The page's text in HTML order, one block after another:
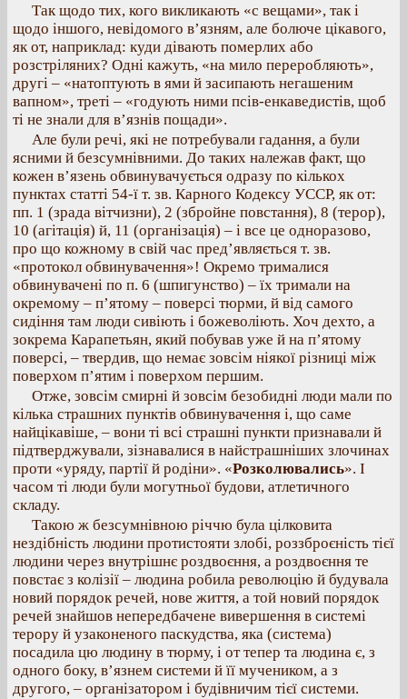
Так щодо тих, кого викликають «с вещами», так і
щодо іншого, невідомого в’язням, але болюче цікавого,
як от, наприклад: куди дівають померлих або
розстріляних? Одні кажуть, «на мило переробляють»,
другі – «натоптують в ями й засипають негашеним
вапном», треті – «годують ними псів-енкаведистів, щоб
ті не знали для в’язнів пощади».
Але були речі, які не потребували гадання, а були
ясними й безсумнівними. До таких належав факт, що
кожен в’язень обвинувачується одразу по кількох
пунктах статті 54-ї т. зв. Карного Кодексу УССР, як от:
пп. 1 (зрада вітчизни), 2 (збройне повстання), 8 (терор),
10 (агітація) й, 11 (організація) – і все це одноразово,
про що кожному в свій час пред’являється т. зв.
«протокол обвинувачення»! Окремо трималися
обвинувачені по п. 6 (шпигунство) – їх тримали на
окремому – п’ятому – поверсі тюрми, й від самого
сидіння там люди сивіють і божеволіють. Хоч дехто, а
зокрема Карапетьян, який побував уже й на п’ятому
поверсі, – твердив, що немає зовсім ніякої різниці між
поверхом п’ятим і поверхом першим.
Отже, зовсім смирні й зовсім безобидні люди мали по
кілька страшних пунктів обвинувачення і, що саме
найцікавіше, – вони ті всі страшні пункти признавали й
підтверджували, зізнавалися в найстрашніших злочинах
проти «уряду, партії й родіни». «Розколювались». І
часом ті люди були могутньої будови, атлетичного
складу.
Такою ж безсумнівною річчю була цілковита
нездібність людини протистояти злобі, роззброєність тієї
людини через внутрішнє роздвоєння, а роздвоєння те
повстає з колізії – людина робила революцію й будувала
новий порядок речей, нове життя, а той новий порядок
речей знайшов непередбачене вивершення в системі
терору й узаконеного паскудства, яка (система)
посадила цю людину в тюрму, і от тепер та людина є, з
одного боку, в’язнем системи й її мучеником, а з
другого, – організатором і будівничим тієї системи.